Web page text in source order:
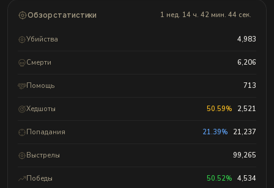
Обзор статистики 1 нед. 14 ч. 42 мин. 44 сек.
Убийства 4,983
Смерти 6,206
Помощь 713
Хедшоты 50.59% 2,521
Попадания 21.39% 21,237
Выстрелы 99,265
Победы 50.52% 4,534